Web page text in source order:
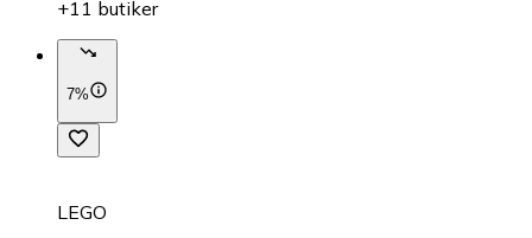
+11 butiker
7%
LEGO